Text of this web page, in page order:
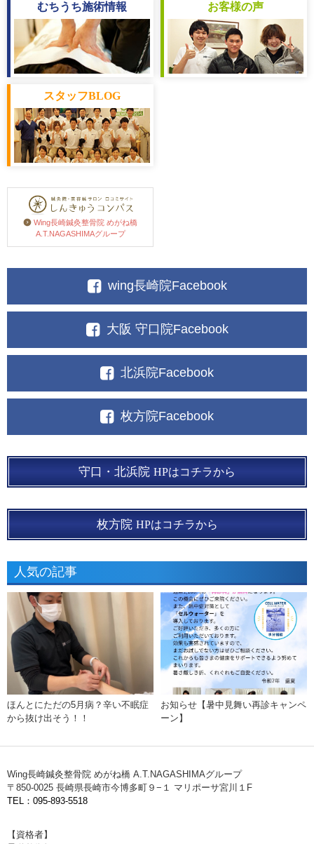
むちうち施術情報 お客様の声
スタッフBLOG
Wing長崎鍼灸整骨院 めがね橋
A.T.NAGASHIMAグループ
wing長崎院Facebook
大阪 守口院Facebook
北浜院Facebook
枚方院Facebook
守口・北浜院 HPはコチラから
枚方院 HPはコチラから
人気の記事
ほんとにただの5月病？辛い不眠症
から抜け出そう！！
お知らせ【暑中見舞い再診キャンペ
ーン】
Wing長崎鍼灸整骨院 めがね橋 A.T.NAGASHIMAグループ
〒850-0025 長崎県長崎市今博多町９−１ マリポーサ宮川１F
TEL：095-893-5518
【資格者】